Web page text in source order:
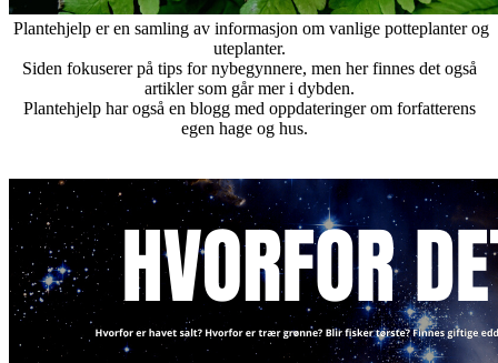
Plantehjelp er en samling av informasjon om vanlige potteplanter og
uteplanter.
Siden fokuserer på tips for nybegynnere, men her finnes det også
artikler som går mer i dybden.
Plantehjelp har også en blogg med oppdateringer om forfatterens
egen hage og hus.